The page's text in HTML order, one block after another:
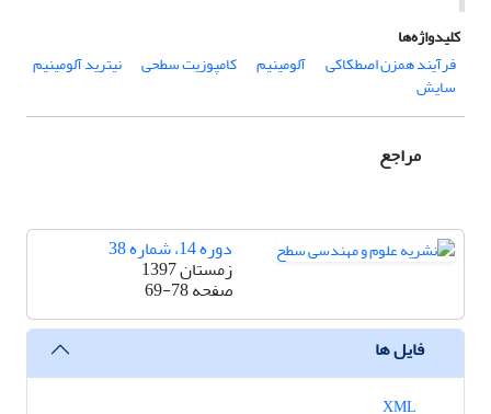
کلیدواژه‌ها
فرآیند همزن اصطکاکی
آلومینیم کامپوزیت سطحی نیترید آلومینیم
سایش
مراجع
دوره 14، شماره 38
زمستان 1397
صفحه69-78
فایل ها